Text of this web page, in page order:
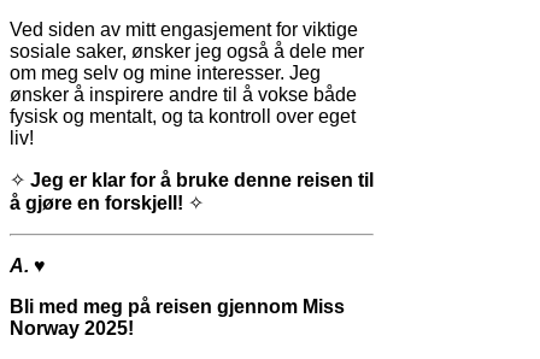
Ved siden av mitt engasjement for viktige
sosiale saker, ønsker jeg også å dele mer
om meg selv og mine interesser. Jeg
ønsker å inspirere andre til å vokse både
fysisk og mentalt, og ta kontroll over eget
liv!
✧ Jeg er klar for å bruke denne reisen til
å gjøre en forskjell! ✧
A. ♥
Bli med meg på reisen gjennom Miss
Norway 2025!